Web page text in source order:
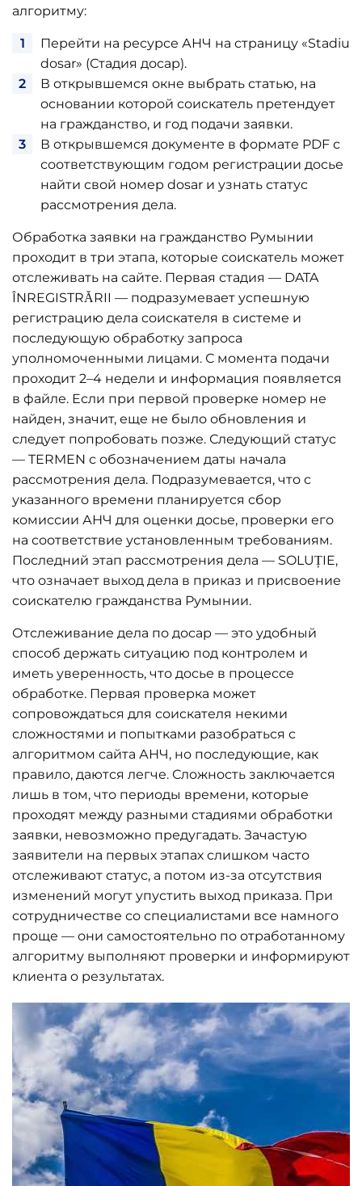
алгоритму:
Перейти на ресурсе АНЧ на страницу «Stadiu
dosar» (Стадия досар).
В открывшемся окне выбрать статью, на
основании которой соискатель претендует
на гражданство, и год подачи заявки.
В открывшемся документе в формате PDF с
соответствующим годом регистрации досье
найти свой номер dosar и узнать статус
рассмотрения дела.
Обработка заявки на гражданство Румынии
проходит в три этапа, которые соискатель может
отслеживать на сайте. Первая стадия — DATA
ÎNREGISTRĂRII — подразумевает успешную
регистрацию дела соискателя в системе и
последующую обработку запроса
уполномоченными лицами. С момента подачи
проходит 2–4 недели и информация появляется
в файле. Если при первой проверке номер не
найден, значит, еще не было обновления и
следует попробовать позже. Следующий статус
— TERMEN с обозначением даты начала
рассмотрения дела. Подразумевается, что с
указанного времени планируется сбор
комиссии АНЧ для оценки досье, проверки его
на соответствие установленным требованиям.
Последний этап рассмотрения дела — SOLUȚIE,
что означает выход дела в приказ и присвоение
соискателю гражданства Румынии.
Отслеживание дела по досар — это удобный
способ держать ситуацию под контролем и
иметь уверенность, что досье в процессе
обработке. Первая проверка может
сопровождаться для соискателя некими
сложностями и попытками разобраться с
алгоритмом сайта АНЧ, но последующие, как
правило, даются легче. Сложность заключается
лишь в том, что периоды времени, которые
проходят между разными стадиями обработки
заявки, невозможно предугадать. Зачастую
заявители на первых этапах слишком часто
отслеживают статус, а потом из-за отсутствия
изменений могут упустить выход приказа. При
сотрудничестве со специалистами все намного
проще — они самостоятельно по отработанному
алгоритму выполняют проверки и информируют
клиента о результатах.